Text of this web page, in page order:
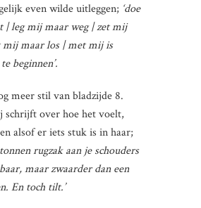
even wilde uitleggen; ‘doe
| leg mij maar weg | zet mij
maar los | met mij is
beginnen’.
meer stil van bladzijde 8.
schrijft over hoe het voelt,
alsof er iets stuk is in haar;
rugzak aan je schouders
maar zwaarder dan een
En toch tilt.’